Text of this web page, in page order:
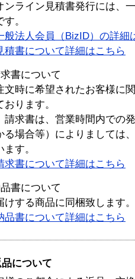
ライン見積書発行には、
。
般法人会員（BizID）の詳細
積書について詳細はこちら
書について
文時に希望されたお客様に
おります。
請求書は、営業時間内での
る場合等）によりましては
ます。
求書について詳細はこちら
書について
けする商品に同梱致します。
品書について詳細はこちら
について